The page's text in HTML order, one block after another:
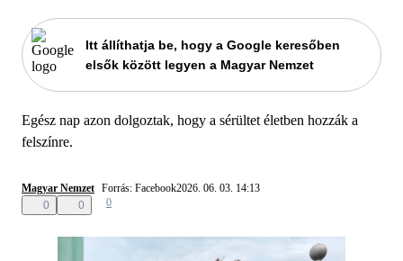
Itt állíthatja be, hogy a Google keresőben
elsők között legyen a Magyar Nemzet
Egész nap azon dolgoztak, hogy a sérültet életben hozzák a
felszínre.
Magyar Nemzet Forrás: Facebook2026. 06. 03. 14:13
0
0 0